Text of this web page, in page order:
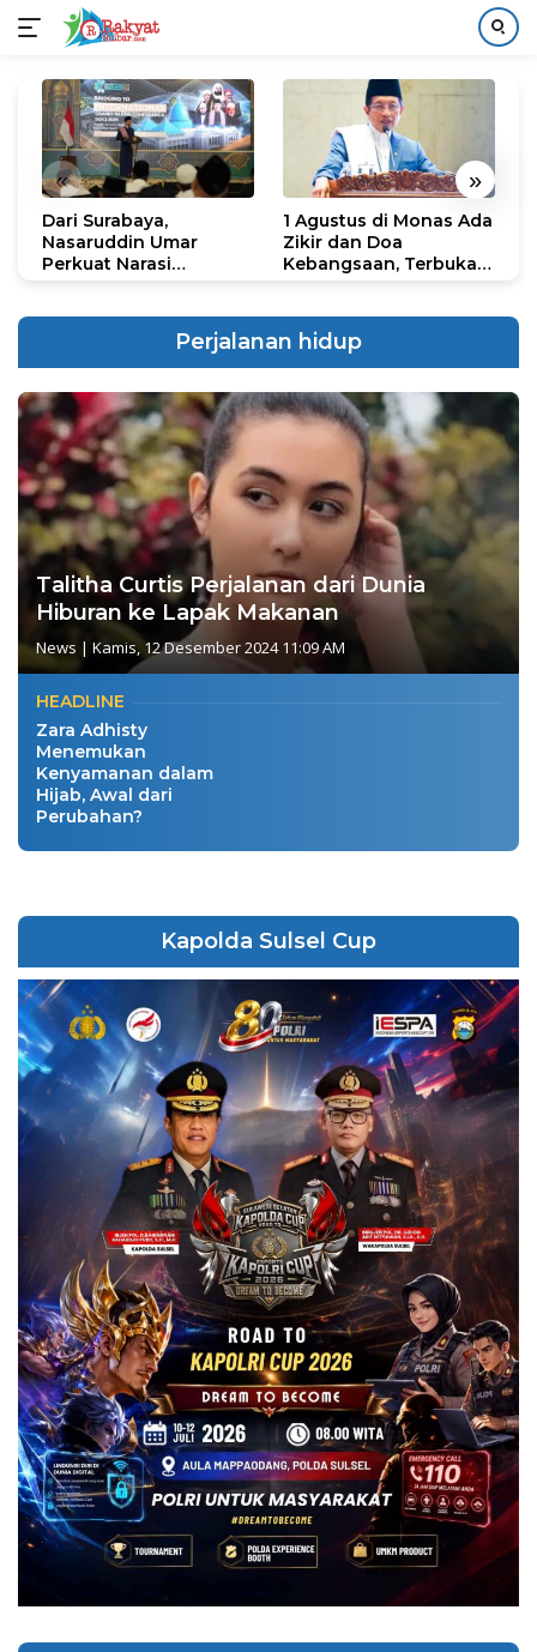
konten
« »
Dari Surabaya,
Nasaruddin Umar
Perkuat Narasi
1 Agustus di Monas Ada
Zikir dan Doa
Kebangsaan, Terbuka
Perjalanan hidup
Talitha Curtis Perjalanan dari Dunia
Hiburan ke Lapak Makanan
News | Kamis, 12 Desember 2024 11:09 AM
HEADLINE
Zara Adhisty
Menemukan
Kenyamanan dalam
Hijab, Awal dari
Perubahan?
Kapolda Sulsel Cup